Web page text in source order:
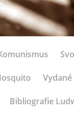
Bibliografie